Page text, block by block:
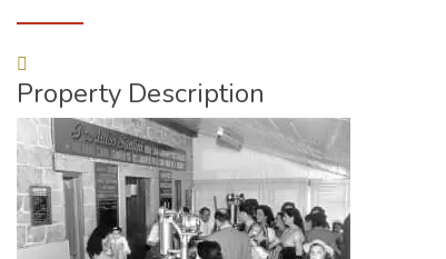
Property Description